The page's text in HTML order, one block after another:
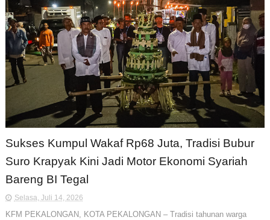
Sukses Kumpul Wakaf Rp68 Juta, Tradisi Bubur
Suro Krapyak Kini Jadi Motor Ekonomi Syariah
Bareng BI Tegal
Selasa, Juli 14, 2026
KFM PEKALONGAN, KOTA PEKALONGAN – Tradisi tahunan warga